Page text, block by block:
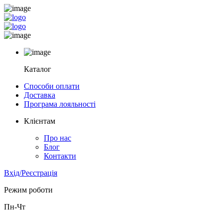
Каталог
Способи оплати
Доставка
Програма лояльності
Клієнтам
Про нас
Блог
Контакти
Вхід/Реєстрація
Режим роботи
Пн-Чт